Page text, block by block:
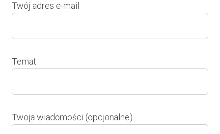
Twój adres e-mail
Temat
Twoja wiadomości (opcjonalne)